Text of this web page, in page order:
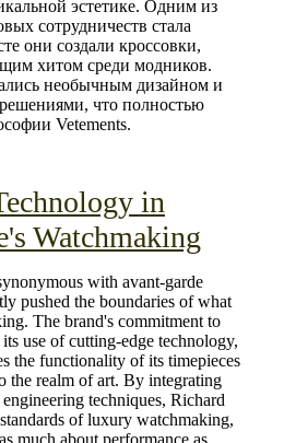
эстетике. Одним из
сотрудничеств стала
они создали кроссовки,
хитом среди модников.
необычным дизайном и
что полностью
Vetements.
in
Watchmaking
with avant-garde
pushed the boundaries of what
The brand's commitment to
use of cutting-edge technology,
the functionality of its timepieces
the realm of art. By integrating
techniques, Richard
of luxury watchmaking,
much about performance as